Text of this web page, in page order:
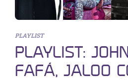
PLAYLIST
PLAYLIST:
FAFÁ, JALOO